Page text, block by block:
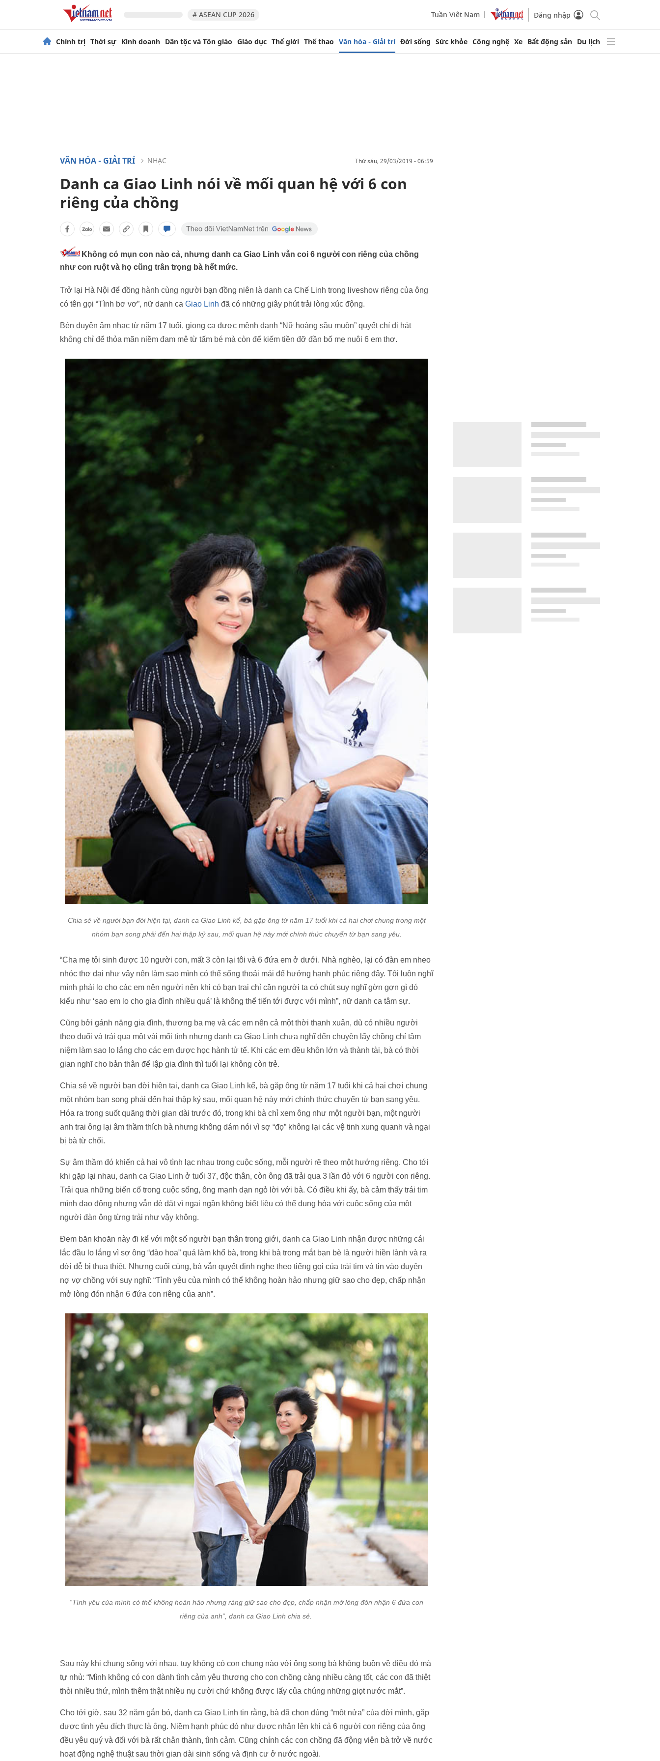
# ASEAN CUP 2026 Tuần Việt Nam Đăng nhập
Chính trị Thời sự Kinh doanh Dân tộc và Tôn giáo Giáo dục Thế giới Thể thao Văn hóa - Giải trí Đời sống Sức khỏe Công nghệ Xe Bất động sản Du lịch
VĂN HÓA - GIẢI TRÍ NHẠC thứ sáu, 29/03/2019 - 06:59
Danh ca Giao Linh nói về mối quan hệ với 6 con
riêng của chồng
Không có mụn con nào cả, nhưng danh ca Giao Linh vẫn coi 6 người con riêng của chồng
như con ruột và họ cũng trân trọng bà hết mức.
Trở lại Hà Nội để đồng hành cùng người bạn đồng niên là danh ca Chế Linh trong liveshow riêng của ông
có tên gọi “Tình bơ vơ”, nữ danh ca Giao Linh đã có những giây phút trải lòng xúc động.
Bén duyên âm nhạc từ năm 17 tuổi, giọng ca được mệnh danh “Nữ hoàng sầu muộn” quyết chí đi hát
không chỉ để thỏa mãn niềm đam mê từ tấm bé mà còn để kiếm tiền đỡ đần bố mẹ nuôi 6 em thơ.
Chia sẻ về người bạn đời hiện tại, danh ca Giao Linh kể, bà gặp ông từ năm 17 tuổi khi cả hai chơi chung trong một
nhóm bạn song phải đến hai thập kỷ sau, mối quan hệ này mới chính thức chuyển từ bạn sang yêu.
“Cha mẹ tôi sinh được 10 người con, mất 3 còn lại tôi và 6 đứa em ở dưới. Nhà nghèo, lại có đàn em nheo
nhóc thơ dại như vậy nên làm sao mình có thể sống thoải mái để hưởng hạnh phúc riêng đây. Tôi luôn nghĩ
mình phải lo cho các em nên người nên khi có bạn trai chỉ cần người ta có chút suy nghĩ gờn gợn gì đó
kiểu như ‘sao em lo cho gia đình nhiều quá’ là không thể tiến tới được với mình”, nữ danh ca tâm sự.
Cũng bởi gánh nặng gia đình, thương ba mẹ và các em nên cả một thời thanh xuân, dù có nhiều người
theo đuổi và trải qua một vài mối tình nhưng danh ca Giao Linh chưa nghĩ đến chuyện lấy chồng chỉ tâm
niệm làm sao lo lắng cho các em được học hành tử tế. Khi các em đều khôn lớn và thành tài, bà có thời
gian nghĩ cho bản thân để lập gia đình thì tuổi lại không còn trẻ.
Chia sẻ về người bạn đời hiện tại, danh ca Giao Linh kể, bà gặp ông từ năm 17 tuổi khi cả hai chơi chung
một nhóm bạn song phải đến hai thập kỷ sau, mối quan hệ này mới chính thức chuyển từ bạn sang yêu.
Hóa ra trong suốt quãng thời gian dài trước đó, trong khi bà chỉ xem ông như một người bạn, một người
anh trai ông lại âm thầm thích bà nhưng không dám nói vì sợ “đọ” không lại các vệ tinh xung quanh và ngại
bị bà từ chối.
Sự âm thầm đó khiến cả hai vô tình lạc nhau trong cuộc sống, mỗi người rẽ theo một hướng riêng. Cho tới
khi gặp lại nhau, danh ca Giao Linh ở tuổi 37, độc thân, còn ông đã trải qua 3 lần đò với 6 người con riêng.
Trải qua những biến cố trong cuộc sống, ông mạnh dạn ngỏ lời với bà. Có điều khi ấy, bà cảm thấy trái tim
mình dao động nhưng vẫn dè dặt vì ngại ngần không biết liệu có thể dung hòa với cuộc sống của một
người đàn ông từng trải như vậy không.
Đem băn khoăn này đi kể với một số người bạn thân trong giới, danh ca Giao Linh nhận được những cái
lắc đầu lo lắng vì sợ ông “đào hoa” quá làm khổ bà, trong khi bà trong mắt bạn bè là người hiền lành và ra
đời dễ bị thua thiệt. Nhưng cuối cùng, bà vẫn quyết định nghe theo tiếng gọi của trái tim và tin vào duyên
nợ vợ chồng với suy nghĩ: “Tình yêu của mình có thể không hoàn hảo nhưng giữ sao cho đẹp, chấp nhận
mở lòng đón nhận 6 đứa con riêng của anh”.
“Tình yêu của mình có thể không hoàn hảo nhưng ráng giữ sao cho đẹp, chấp nhận mở lòng đón nhận 6 đứa con
riêng của anh”, danh ca Giao Linh chia sẻ.
Sau này khi chung sống với nhau, tuy không có con chung nào với ông song bà không buồn về điều đó mà
tự nhủ: “Mình không có con dành tình cảm yêu thương cho con chồng càng nhiều càng tốt, các con đã thiệt
thòi nhiều thứ, mình thêm thật nhiều nụ cười chứ không được lấy của chúng những giọt nước mắt”.
Cho tới giờ, sau 32 năm gắn bó, danh ca Giao Linh tin rằng, bà đã chọn đúng “một nửa” của đời mình, gặp
được tình yêu đích thực là ông. Niềm hạnh phúc đó như được nhân lên khi cả 6 người con riêng của ông
đều yêu quý và đối với bà rất chân thành, tình cảm. Cũng chính các con chồng đã động viên bà trở về nước
hoạt động nghệ thuật sau thời gian dài sinh sống và định cư ở nước ngoài.